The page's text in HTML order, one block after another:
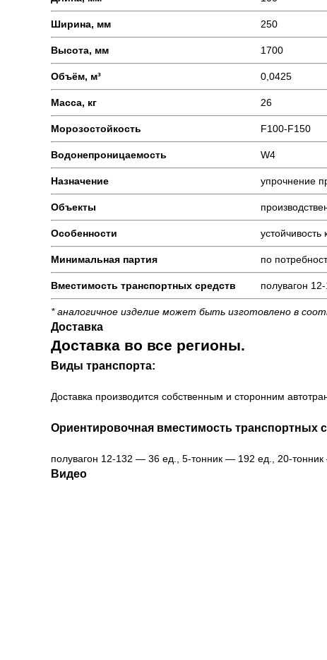
Ширина, мм 250
Высота, мм 1700
Объём, м³ 0,0425
Масса, кг 26
Морозостойкость F100-F150
Водонепроницаемость W4
Назначение упрочнение
Объекты
Особенности
Минимальная партия по
Вместимость транспортных средств полувагон
* аналогичное изделие может быть изготовлено в
Доставка
Доставка во все регионы.
Виды транспорта:
Доставка производится собственным и сторонним
Ориентировочная вместимость транспортных
полувагон 12-132 — 36 ед., 5-тонник — 192 ед., 20-тонник
Видео